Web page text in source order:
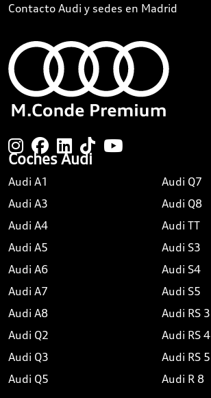
Contacto Audi y sedes en Madrid
Coches Audi
Audi A1
Audi A3
Audi A4
Audi A5
Audi A6
Audi A7
Audi A8
Audi Q2
Audi Q3
Audi Q5
Audi Q7
Audi Q8
Audi TT
Audi S3
Audi S4
Audi S5
Audi RS 3
Audi RS 4
Audi RS 5
Audi R 8